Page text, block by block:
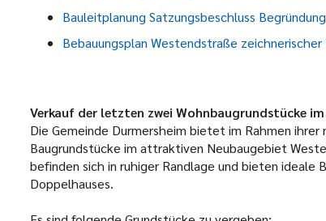
Bauleitplanung Satzungsbeschluss
Bebauungsplan Westendstraße zeichnerischer
Verkauf der letzten zwei Wohnbaugrundstücke
Die Gemeinde Durmersheim bietet im Rahmen
Baugrundstücke im attraktiven Neubaugebiet
befinden sich in ruhiger Randlage und bieten ideale
Doppelhauses.